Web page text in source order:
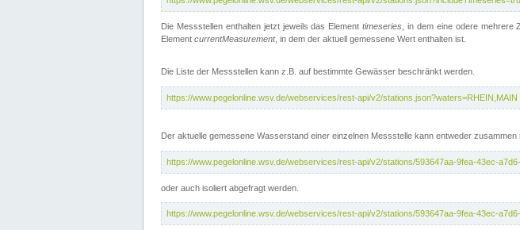
Die Messstellen enthalten jetzt jeweils das Elementtimeseries , in dem eine odere
Element currentMeasurement, in dem der aktuell gemessene Wert enthalten ist.
Die Liste der Messstellen kann z.B. auf bestimmte Gewässer beschränkt werden.
https://www.pegelonline.wsv.de/webservices/rest-api/v2/stations.json?waters=RHEIN,MAIN
Der aktuelle gemessene Wasserstand einer einzelnen Messstelle kann entweder zusammen
https://www.pegelonline.wsv.de/webservices/rest-api/v2/stations/593647aa-9fea-43ec-
oder auch isoliert abgefragt werden.
https://www.pegelonline.wsv.de/webservices/rest-api/v2/stations/593647aa-9fea-43ec-